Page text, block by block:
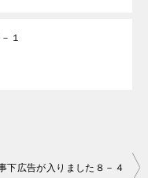
１
下広告が入りました８－４